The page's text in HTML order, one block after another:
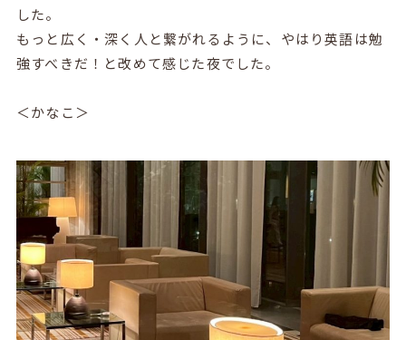
した。
もっと広く・深く人と繋がれるように、やはり英語は勉
強すべきだ！と改めて感じた夜でした。
＜かなこ＞